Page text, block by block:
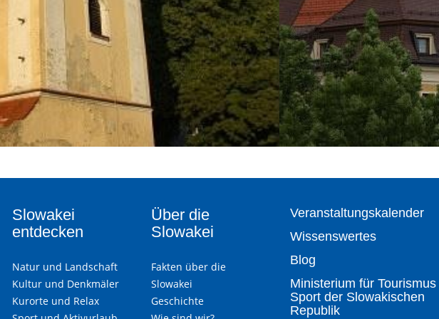
Slowakei
entdecken
Natur und Landschaft
Kultur und Denkmäler
Kurorte und Relax
Über die
Slowakei
Fakten über die
Slowakei
Geschichte
Veranstaltungskalender
Wissenswertes
Blog
Ministerium für
Sport der Slowakischen
Republik